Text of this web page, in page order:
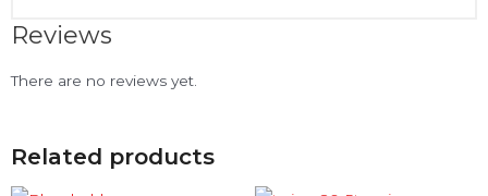
Reviews
There are no reviews yet.
Related products